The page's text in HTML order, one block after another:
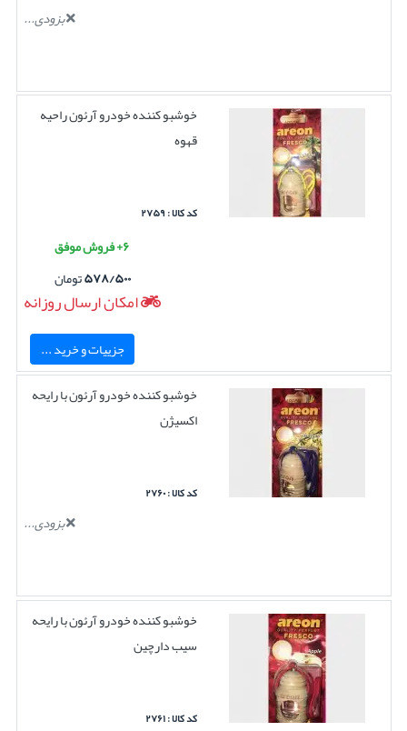
بزودی...
خوشبو کننده خودرو آرئون راحیه
قهوه
کد کالا : ۲۷۵۹
۶+ فروش موفق
۵۷۸/۵۰۰تومان
امکان ارسال روزانه
جزییات و خرید ...
خوشبو کننده خودرو آرئون با رایحه
اکسیژن
کد کالا : ۲۷۶۰
بزودی...
خوشبو کننده خودرو آرئون با رایحه
سیب دارچین
کد کالا : ۲۷۶۱